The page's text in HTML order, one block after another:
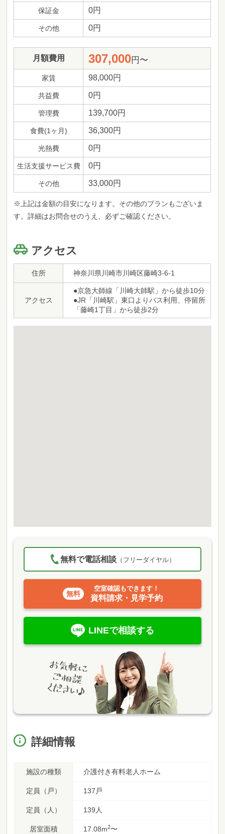
保証金 0円
その他 0円
月額費用 307,000円〜
家賃 98,000円
共益費 0円
管理費 139,700円
食費(1ヶ月) 36,300円
光熱費 0円
生活支援サービス費 0円
その他 33,000円
※上記は金額の目安になります。その他のプランもございま
す。詳細はお問合せのうえ、必ずご確認ください。
アクセス
住所 神奈川県川崎市川崎区藤崎3-6-1
アクセス
●京急大師線「川崎大師駅」から徒歩10分
●JR「川崎駅」東口よりバス利用、停留所
「藤崎1丁目」から徒歩2分
無料で電話相談（フリーダイヤル）
空室確認もできます！
資料請求・見学予約
LINEで相談する
詳細情報
施設の種類 介護付き有料老人ホーム
定員（戸） 137戸
定員（人） 139人
居室面積 17.08m2〜